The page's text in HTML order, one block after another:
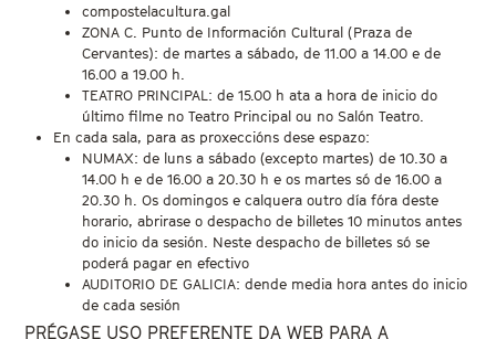
compostelacultura.gal
ZONA C. Punto de Información Cultural (Praza de
Cervantes): de martes a sábado, de 11.00 a 14.00 e de
16.00 a 19.00 h.
TEATRO PRINCIPAL: de 15.00 h ata a hora de inicio do
último filme no Teatro Principal ou no Salón Teatro.
En cada sala, para as proxeccións dese espazo:
NUMAX: de luns a sábado (excepto martes) de 10.30 a
14.00 h e de 16.00 a 20.30 h e os martes só de 16.00 a
20.30 h. Os domingos e calquera outro día fóra deste
horario, abrirase o despacho de billetes 10 minutos antes
do inicio da sesión. Neste despacho de billetes só se
poderá pagar en efectivo
AUDITORIO DE GALICIA: dende media hora antes do inicio
de cada sesión
PRÉGASE USO PREFERENTE DA WEB PARA A